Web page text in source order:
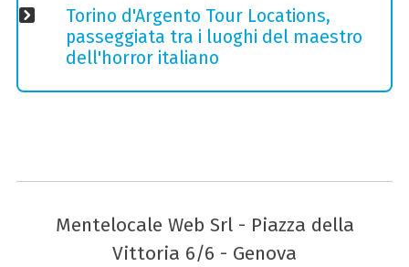
Torino d'Argento Tour Locations,
passeggiata tra i luoghi del maestro
dell'horror italiano
Mentelocale Web Srl - Piazza della
Vittoria 6/6 - Genova